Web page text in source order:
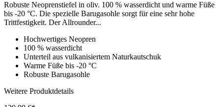
Robuste Neoprenstiefel in oliv. 100 % wasserdicht und warme Füße
bis -20 °C. Die spezielle Barugasohle sorgt für eine sehr hohe
Trittfestigkeit. Der Allrounder...
Hochwertiges Neopren
100 % wasserdicht
Unterteil aus vulkanisiertem Naturkautschuk
Warme Füße bis -20 °C
Robuste Barugasohle
Weitere Produktdetails